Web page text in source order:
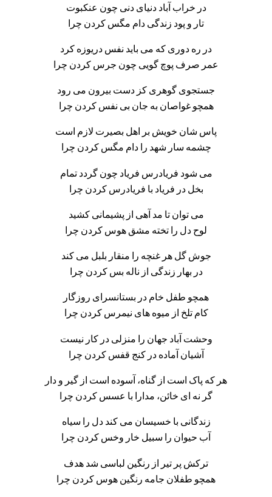
در خراب آباد دنیای دنی چون عنکبوت
تار و پود زندگی دام مگس کردن چرا
در ره دوری که می باید نفس دریوزه کرد
عمر صرف پوچ گویی چون جرس کردن چرا
جستجوی گوهری کز دست بیرون می رود
همچو غواصان به جان بی نفس کردن چرا
پاس شان خویش بر اهل بصیرت لازم است
چشمه سار شهد را دام مگس کردن چرا
می شود فریادرس فریاد چون گردد تمام
بخل در فریاد با فریادرس کردن چرا
می توان تا مد آهی از پشیمانی کشید
لوح دل را تخته مشق هوس کردن چرا
جوش گل هر غنچه را منقار بلبل می کند
در بهار زندگی از ناله بس کردن چرا
همچو طفل خام در بستانسرای روزگار
کام تلخ از میوه های نیمرس کردن چرا
وحشت آباد جهان را منزلی در کار نیست
آشیان آماده در کنج قفس کردن چرا
هر که پاک است از گناه، آسوده است از گیر و دار
گر نه ای خائن، مدارا با عسس کردن چرا
زندگانی با خسیسان می کند دل را سیاه
آب حیوان را سبیل خار وخس کردن چرا
ترکش پر تیر از رنگین لباسی شد هدف
همچو طفلان جامه رنگین هوس کردن چرا